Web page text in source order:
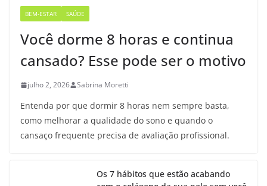
BEM-ESTAR SAÚDE
Você dorme 8 horas e continua
cansado? Esse pode ser o motivo
julho 2, 2026 Sabrina Moretti
Entenda por que dormir 8 horas nem sempre basta,
como melhorar a qualidade do sono e quando o
cansaço frequente precisa de avaliação profissional.
Os 7 hábitos que estão acabando